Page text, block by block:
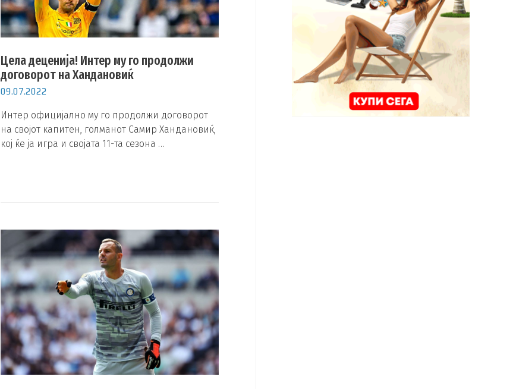
Цела деценија! Интер му го продолжи
договорот на Хандановиќ
09.07.2022
Интер официјално му го продолжи договорот
на својот капитен, голманот Самир Хандановиќ,
кој ќе ја игра и својата 11-та сезона …